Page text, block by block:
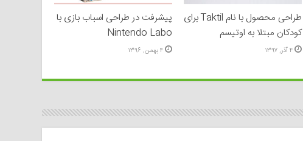
طراحی محصول با نام Taktil برای
کودکان مبتلا به اوتیسم
۴ آذر, ۱۳۹۷
پیشرفت در طراحی اسباب بازی با
Nintendo Labo
۴ بهمن, ۱۳۹۶